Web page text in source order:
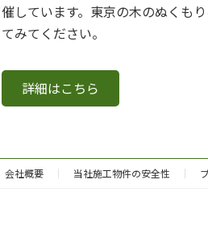
催しています。東京の木のぬくも
てみてください。
詳細はこちら
会社概要 当社施工物件の安全性